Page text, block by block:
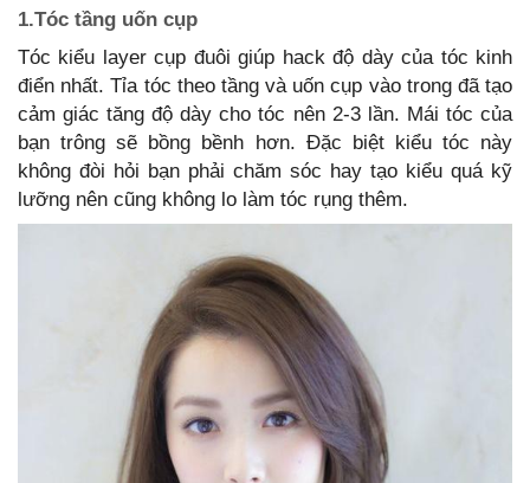
1.Tóc tầng uốn cụp
Tóc kiểu layer cụp đuôi giúp hack độ dày của tóc kinh
điển nhất. Tỉa tóc theo tầng và uốn cụp vào trong đã tạo
cảm giác tăng độ dày cho tóc nên 2-3 lần. Mái tóc của
bạn trông sẽ bồng bềnh hơn. Đặc biệt kiểu tóc này
không đòi hỏi bạn phải chăm sóc hay tạo kiểu quá kỹ
lưỡng nên cũng không lo làm tóc rụng thêm.